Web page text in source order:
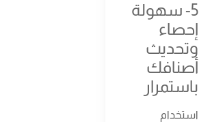
5- سهولة
إحصاء
وتحديث
أصنافك
باستمرار
استخدام